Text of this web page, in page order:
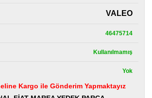
VALEO
46475714
Kullanılmamış
Yok
Kargo ile Gönderim Yapmaktayız